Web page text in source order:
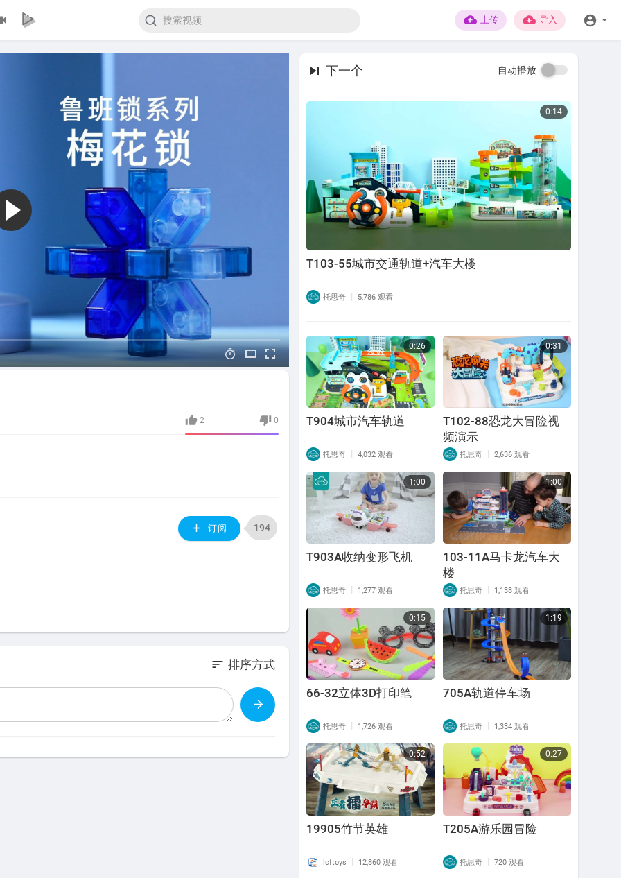
上传 导入
下一个 自动播放
0:14
T103-55城市交通轨道+汽车大楼
托思奇 | 5,786 观看
0:26
T904城市汽车轨道
托思奇 | 4,032 观看
0:31
T102-88恐龙大冒险视
频演示
托思奇 | 2,636 观看
1:00
T903A收纳变形飞机
托思奇 | 1,277 观看
1:00
103-11A马卡龙汽车大
楼
托思奇 | 1,138 观看
0:15
66-32立体3D打印笔
托思奇 | 1,726 观看
1:19
705A轨道停车场
托思奇 | 1,334 观看
0:52
19905竹节英雄
lcftoys | 12,860 观看
0:27
T205A游乐园冒险
托思奇 | 720 观看
2 0
订阅 194
sort 排序方式